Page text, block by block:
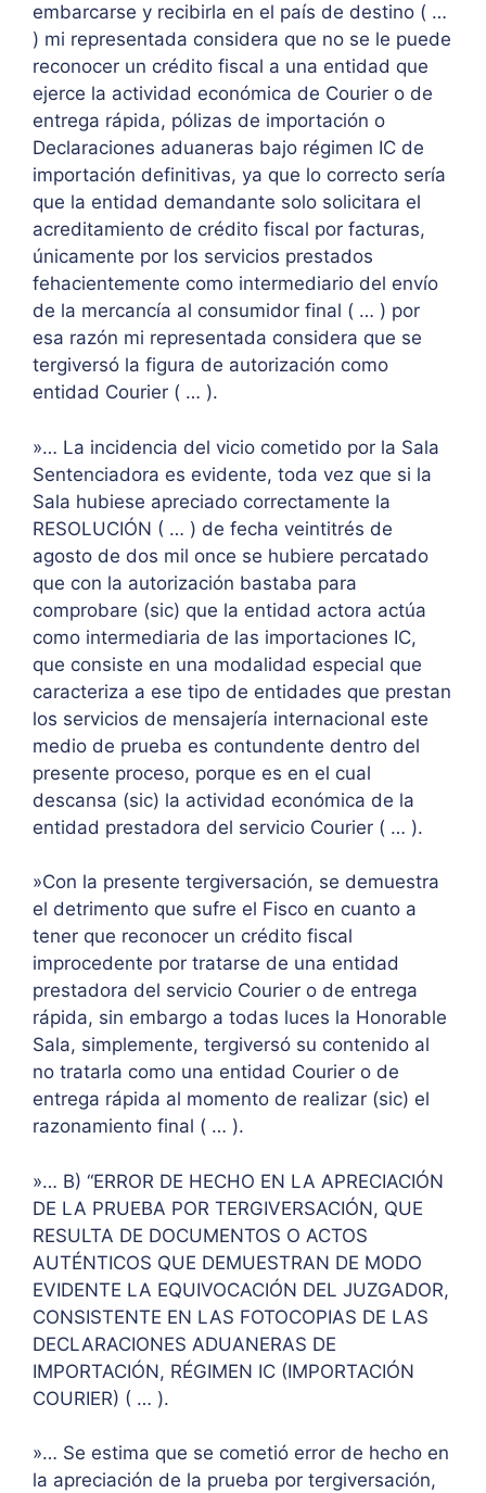
embarcarse y recibirla en el país de destino ( …
) mi representada considera que no se le puede
reconocer un crédito fiscal a una entidad que
ejerce la actividad económica de Courier o de
entrega rápida, pólizas de importación o
Declaraciones aduaneras bajo régimen IC de
importación definitivas, ya que lo correcto sería
que la entidad demandante solo solicitara el
acreditamiento de crédito fiscal por facturas,
únicamente por los servicios prestados
fehacientemente como intermediario del envío
de la mercancía al consumidor final ( … ) por
esa razón mi representada considera que se
tergiversó la figura de autorización como
entidad Courier ( … ).
»… La incidencia del vicio cometido por la Sala
Sentenciadora es evidente, toda vez que si la
Sala hubiese apreciado correctamente la
RESOLUCIÓN ( … ) de fecha veintitrés de
agosto de dos mil once se hubiere percatado
que con la autorización bastaba para
comprobare (sic) que la entidad actora actúa
como intermediaria de las importaciones IC,
que consiste en una modalidad especial que
caracteriza a ese tipo de entidades que prestan
los servicios de mensajería internacional este
medio de prueba es contundente dentro del
presente proceso, porque es en el cual
descansa (sic) la actividad económica de la
entidad prestadora del servicio Courier ( … ).
»Con la presente tergiversación, se demuestra
el detrimento que sufre el Fisco en cuanto a
tener que reconocer un crédito fiscal
improcedente por tratarse de una entidad
prestadora del servicio Courier o de entrega
rápida, sin embargo a todas luces la Honorable
Sala, simplemente, tergiversó su contenido al
no tratarla como una entidad Courier o de
entrega rápida al momento de realizar (sic) el
razonamiento final ( … ).
»… B) “ERROR DE HECHO EN LA APRECIACIÓN
DE LA PRUEBA POR TERGIVERSACIÓN, QUE
RESULTA DE DOCUMENTOS O ACTOS
AUTÉNTICOS QUE DEMUESTRAN DE MODO
EVIDENTE LA EQUIVOCACIÓN DEL JUZGADOR,
CONSISTENTE EN LAS FOTOCOPIAS DE LAS
DECLARACIONES ADUANERAS DE
IMPORTACIÓN, RÉGIMEN IC (IMPORTACIÓN
COURIER) ( … ).
»… Se estima que se cometió error de hecho en
la apreciación de la prueba por tergiversación,